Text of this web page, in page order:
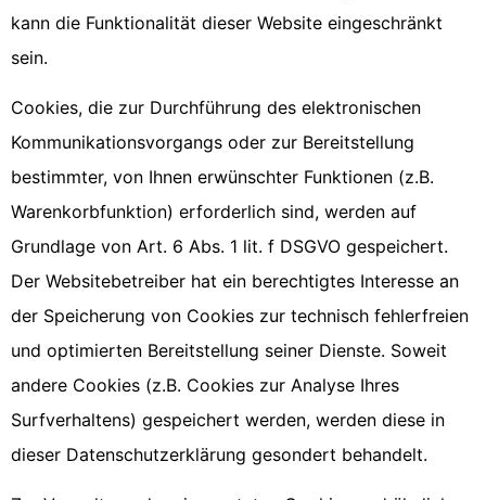
kann die Funktionalität dieser Website eingeschränkt
sein.
Cookies, die zur Durchführung des elektronischen
Kommunikationsvorgangs oder zur Bereitstellung
bestimmter, von Ihnen erwünschter Funktionen (z.B.
Warenkorbfunktion) erforderlich sind, werden auf
Grundlage von Art. 6 Abs. 1 lit. f DSGVO gespeichert.
Der Websitebetreiber hat ein berechtigtes Interesse an
der Speicherung von Cookies zur technisch fehlerfreien
und optimierten Bereitstellung seiner Dienste. Soweit
andere Cookies (z.B. Cookies zur Analyse Ihres
Surfverhaltens) gespeichert werden, werden diese in
dieser Datenschutzerklärung gesondert behandelt.